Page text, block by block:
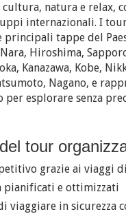
natura e relax,
internazionali. I
tappe del
Nara, Hiroshima,
Kanazawa, Kobe,
Nagano, e
per esplorare senza
tour
grazie ai viaggi
pianificati e ottimizzati
viaggiare in sicurezza